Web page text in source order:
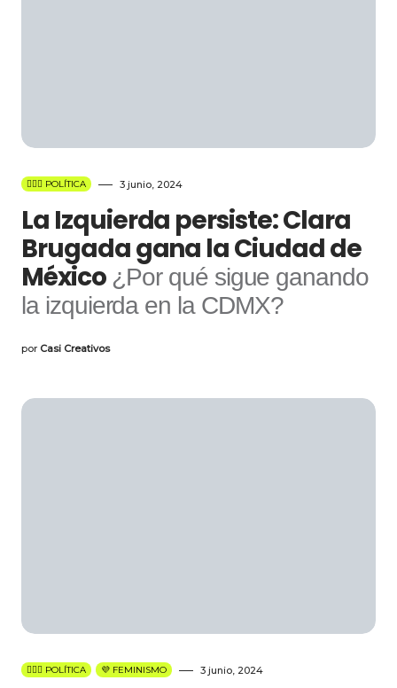
👩🏻‍⚖️ POLÍTICA 3 junio, 2024
La Izquierda persiste: Clara
Brugada gana la Ciudad de
México ¿Por qué sigue ganando
la izquierda en la CDMX?
por Casi Creativos
👩🏻‍⚖️ POLÍTICA 💜 FEMINISMO 3 junio, 2024